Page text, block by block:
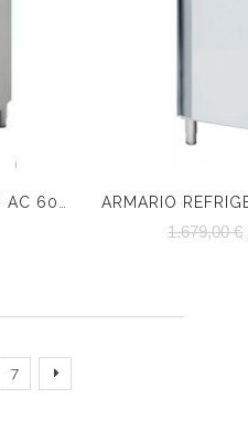
ARMARIO CATERING INFRICO AC 600 R
1.679,00 €
7